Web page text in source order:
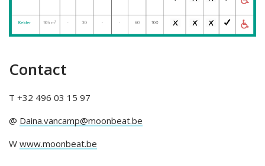
Contact
T +32 496 03 15 97
@ Daina.vancamp@moonbeat.be
W www.moonbeat.be